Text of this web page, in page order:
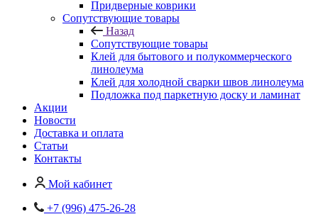
Придверные коврики
Сопутствующие товары
Назад
Сопутствующие товары
Клей для бытового и полукоммерческого
линолеума
Клей для холодной сварки швов линолеума
Подложка под паркетную доску и ламинат
Акции
Новости
Доставка и оплата
Статьи
Контакты
Мой кабинет
+7 (996) 475-26-28